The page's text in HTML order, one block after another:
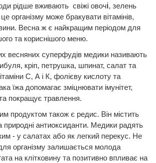
рідше вживають свіжі овочі, зелень
організму може бракувати вітамінів,
Весна ж є найкращим періодом для
та кориснішого меню.
весняних суперфудів медики називають
кріп, петрушка, шпинат, салат та
С, А і К, фолієву кислоту та
їжа допомагає зміцнювати імунітет,
покращує травлення.
продуктом також є редис. Він містить
природні антиоксиданти. Медики радять
- у салатах або як легкий перекус. Не
організму залишається молода
на клітковину та позитивно впливає на